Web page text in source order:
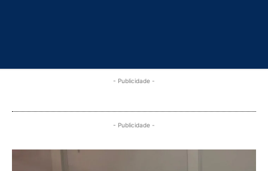
- Publicidade -
- Publicidade -